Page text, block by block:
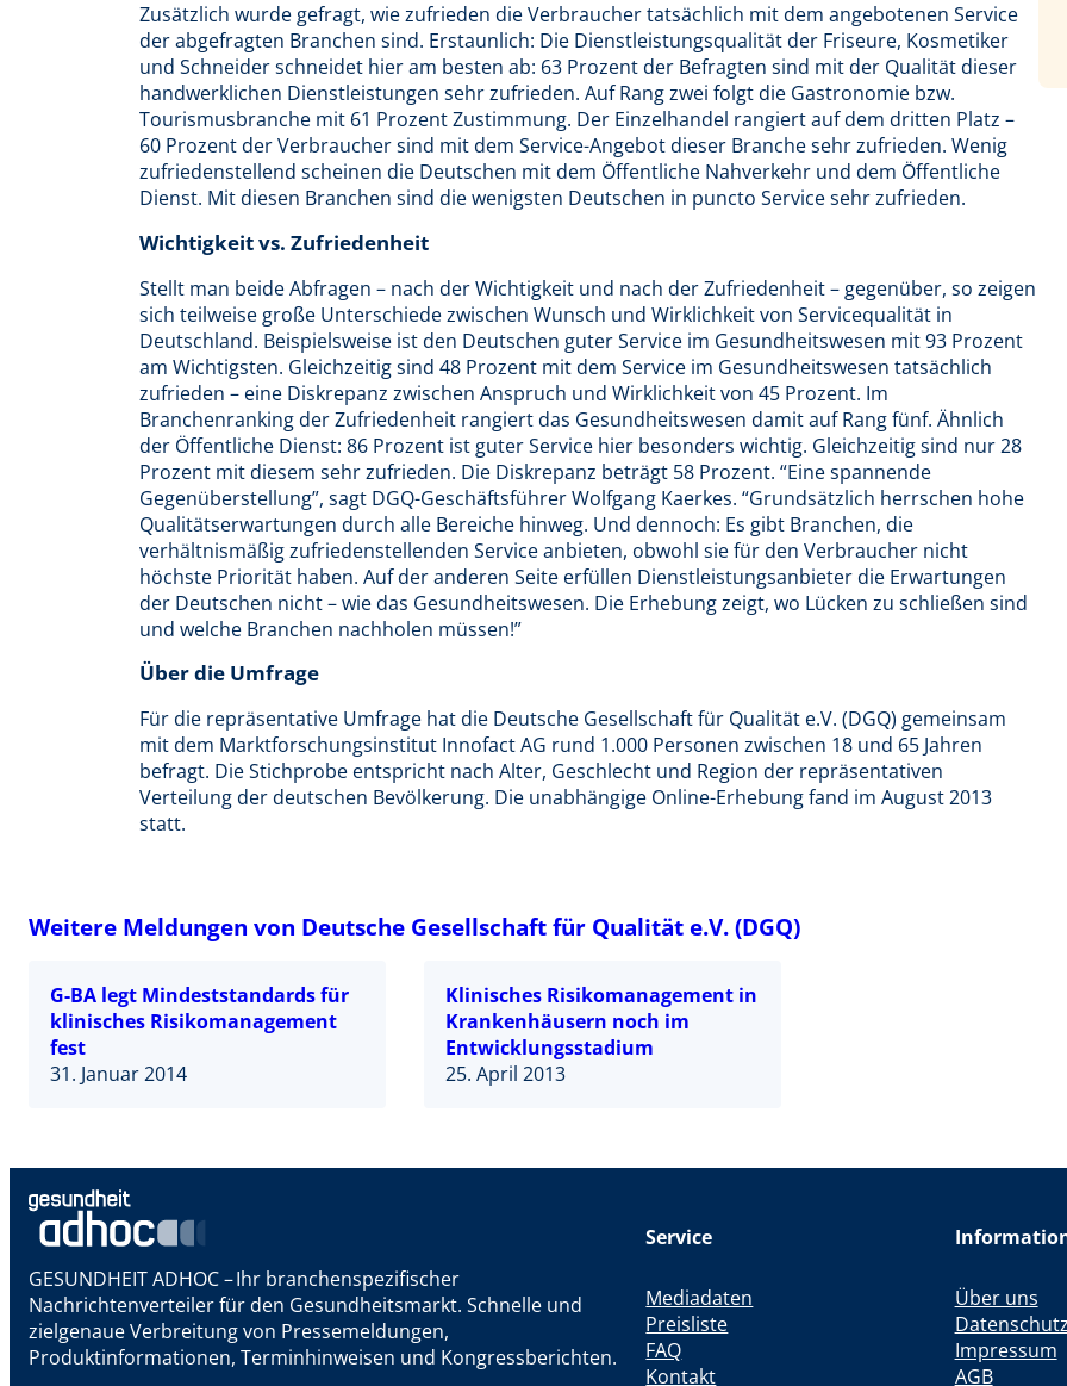
Zusätzlich wurde gefragt, wie zufrieden die Verbraucher tatsächlich mit dem angebotenen Service
der abgefragten Branchen sind. Erstaunlich: Die Dienstleistungsqualität der Friseure, Kosmetiker
und Schneider schneidet hier am besten ab: 63 Prozent der Befragten sind mit der Qualität dieser
handwerklichen Dienstleistungen sehr zufrieden. Auf Rang zwei folgt die Gastronomie bzw.
Tourismusbranche mit 61 Prozent Zustimmung. Der Einzelhandel rangiert auf dem dritten Platz –
60 Prozent der Verbraucher sind mit dem Service-Angebot dieser Branche sehr zufrieden. Wenig
zufriedenstellend scheinen die Deutschen mit dem Öffentliche Nahverkehr und dem Öffentliche
Dienst. Mit diesen Branchen sind die wenigsten Deutschen in puncto Service sehr zufrieden.
Wichtigkeit vs. Zufriedenheit
Stellt man beide Abfragen – nach der Wichtigkeit und nach der Zufriedenheit – gegenüber, so zeigen
sich teilweise große Unterschiede zwischen Wunsch und Wirklichkeit von Servicequalität in
Deutschland. Beispielsweise ist den Deutschen guter Service im Gesundheitswesen mit 93 Prozent
am Wichtigsten. Gleichzeitig sind 48 Prozent mit dem Service im Gesundheitswesen tatsächlich
zufrieden – eine Diskrepanz zwischen Anspruch und Wirklichkeit von 45 Prozent. Im
Branchenranking der Zufriedenheit rangiert das Gesundheitswesen damit auf Rang fünf. Ähnlich
der Öffentliche Dienst: 86 Prozent ist guter Service hier besonders wichtig. Gleichzeitig sind nur 28
Prozent mit diesem sehr zufrieden. Die Diskrepanz beträgt 58 Prozent. “Eine spannende
Gegenüberstellung”, sagt DGQ-Geschäftsführer Wolfgang Kaerkes. “Grundsätzlich herrschen hohe
Qualitätserwartungen durch alle Bereiche hinweg. Und dennoch: Es gibt Branchen, die
verhältnismäßig zufriedenstellenden Service anbieten, obwohl sie für den Verbraucher nicht
höchste Priorität haben. Auf der anderen Seite erfüllen Dienstleistungsanbieter die Erwartungen
der Deutschen nicht – wie das Gesundheitswesen. Die Erhebung zeigt, wo Lücken zu schließen sind
und welche Branchen nachholen müssen!”
Über die Umfrage
Für die repräsentative Umfrage hat die Deutsche Gesellschaft für Qualität e.V. (DGQ) gemeinsam
mit dem Marktforschungsinstitut Innofact AG rund 1.000 Personen zwischen 18 und 65 Jahren
befragt. Die Stichprobe entspricht nach Alter, Geschlecht und Region der repräsentativen
Verteilung der deutschen Bevölkerung. Die unabhängige Online-Erhebung fand im August 2013
statt.
Weitere Meldungen von Deutsche Gesellschaft für Qualität e.V. (DGQ)
G-BA legt Mindeststandards für
klinisches Risikomanagement
fest
31. Januar 2014
Klinisches Risikomanagement in
Krankenhäusern noch im
Entwicklungsstadium
25. April 2013
GESUNDHEIT ADHOC – Ihr branchenspezifischer
Nachrichtenverteiler für den Gesundheitsmarkt. Schnelle und
zielgenaue Verbreitung von Pressemeldungen,
Produktinformationen, Terminhinweisen und Kongressberichten.
Service
Mediadaten
Preisliste
FAQ
Kontakt
Über uns
Datenschutz
Impressum
AGB